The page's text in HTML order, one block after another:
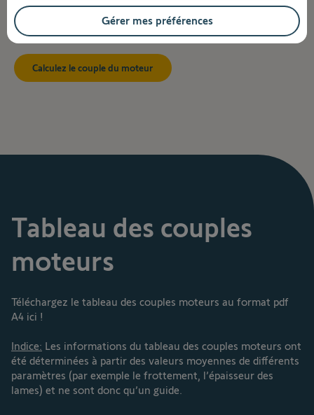
décline toute responsabilité.
Calculez le couple du moteur
Tableau des couples
moteurs
Téléchargez le tableau des couples moteurs au format pdf
A4 ici !
Indice: Les informations du tableau des couples moteurs ont
été déterminées à partir des valeurs moyennes de différents
paramètres (par exemple le frottement, l’épaisseur des
lames) et ne sont donc qu’un guide.
Gérer mes préférences